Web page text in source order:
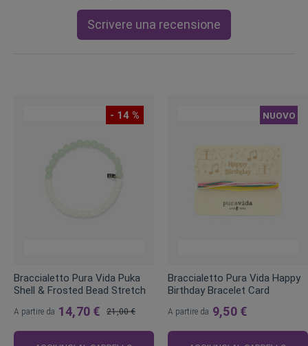
Scrivere una recensione
- 14 %
Braccialetto Pura Vida Puka
Shell & Frosted Bead Stretch
A partire da 14,70 € 21,00 €
NUOVO
Braccialetto Pura Vida Happy
Birthday Bracelet Card
A partire da 9,50 €